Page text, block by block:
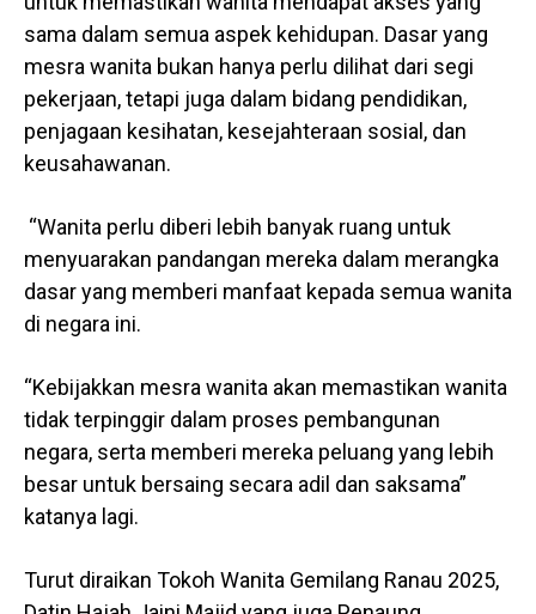
sama dalam semua aspek kehidupan. Dasar yang
mesra wanita bukan hanya perlu dilihat dari segi
pekerjaan, tetapi juga dalam bidang pendidikan,
penjagaan kesihatan, kesejahteraan sosial, dan
keusahawanan.
“Wanita perlu diberi lebih banyak ruang untuk
menyuarakan pandangan mereka dalam merangka
dasar yang memberi manfaat kepada semua wanita
di negara ini.
“Kebijakkan mesra wanita akan memastikan wanita
tidak terpinggir dalam proses pembangunan
negara, serta memberi mereka peluang yang lebih
besar untuk bersaing secara adil dan saksama”
katanya lagi.
Turut diraikan Tokoh Wanita Gemilang Ranau 2025,